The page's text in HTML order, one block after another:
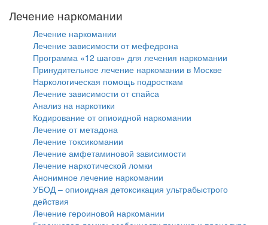
Лечение наркомании
Лечение наркомании
Лечение зависимости от мефедрона
Программа «12 шагов» для лечения наркомании
Принудительное лечение наркомании в Москве
Наркологическая помощь подросткам
Лечение зависимости от спайса
Анализ на наркотики
Кодирование от опиоидной наркомании
Лечение от метадона
Лечение токсикомании
Лечение амфетаминовой зависимости
Лечение наркотической ломки
Анонимное лечение наркомании
УБОД – опиоидная детоксикация ультрабыстрого
действия
Лечение героиновой наркомании